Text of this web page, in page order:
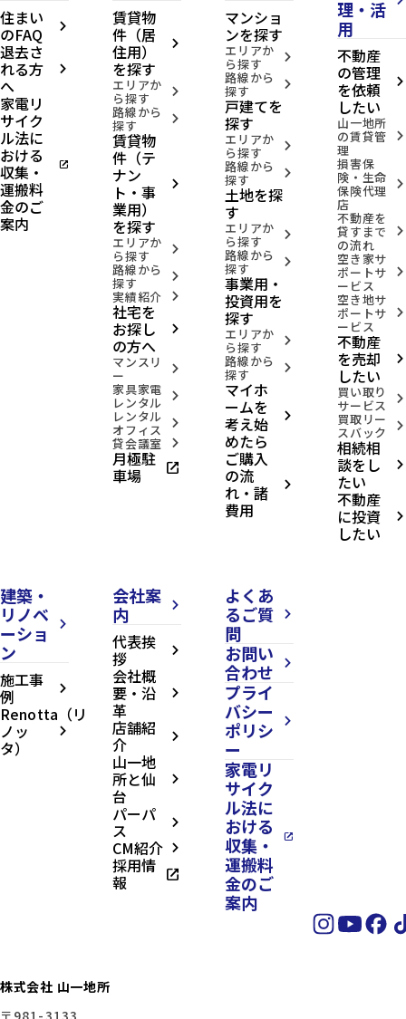
住まい
のFAQ arrow_forward_ios
退去さ
れる方
へ
arrow_forward_ios
家電リ
サイク
ル法に
おける
収集・
運搬料
金のご
案内
open_in_new
賃貸物
件（居
住用）
を探す
arrow_forward_ios
エリアか
ら探す arrow_forward_ios
路線から
探す arrow_forward_ios
賃貸物
件（テ
ナン
ト・事
業用）
を探す
arrow_forward_ios
エリアか
ら探す arrow_forward_ios
路線から
探す arrow_forward_ios
実績紹介 arrow_forward_ios
社宅を
お探し
の方へ
arrow_forward_ios
マンスリ
ー arrow_forward_ios
家具家電
レンタル arrow_forward_ios
レンタル
オフィス arrow_forward_ios
貸会議室 arrow_forward_ios
月極駐
車場 open_in_new
マンショ
ンを探す
エリアか
ら探す arrow_forward_ios
路線から
探す arrow_forward_ios
戸建てを
探す
エリアか
ら探す arrow_forward_ios
路線から
探す arrow_forward_ios
土地を探
す
エリアか
ら探す arrow_forward_ios
路線から
探す arrow_forward_ios
事業用・
投資用を
探す
エリアか
ら探す arrow_forward_ios
路線から
探す arrow_forward_ios
マイホ
ームを
考え始
めたら
arrow_forward_ios
ご購入
の流
れ・諸
費用
arrow_forward_ios
理・活
用
不動産
の管理
を依頼
したい
arrow_forward_ios
山一地所
の賃貸管
理
arrow_forward_ios
損害保
険・生命
保険代理
店
arrow_forward_ios
不動産を
貸すまで
の流れ
arrow_forward_ios
空き家サ
ポートサ
ービス
arrow_forward_ios
空き地サ
ポートサ
ービス
arrow_forward_ios
不動産
を売却
したい
arrow_forward_ios
買い取り
サービス arrow_forward_ios
買取リー
スバック arrow_forward_ios
相続相
談をし
たい
arrow_forward_ios
不動産
に投資
したい
arrow_forward_ios
建築・
リノベ
ーショ
ン
arrow_forward_ios
施工事
例 arrow_forward_ios
Renotta（リ
ノッ
タ）
arrow_forward_ios
会社案
内
arrow_forward_ios
代表挨
拶 arrow_forward_ios
会社概
要・沿
革
arrow_forward_ios
店舗紹
介 arrow_forward_ios
山一地
所と仙
台
arrow_forward_ios
パーパ
ス arrow_forward_ios
CM紹介 arrow_forward_ios
採用情
報 open_in_new
よくあ
るご質
問
arrow_forward_ios
お問い
合わせ
arrow_forward_ios
プライ
バシー
ポリシ
ー
arrow_forward_ios
家電リ
サイク
ル法に
おける
収集・
運搬料
金のご
案内
open_in_new
株式会社 山一地所
〒981-3133